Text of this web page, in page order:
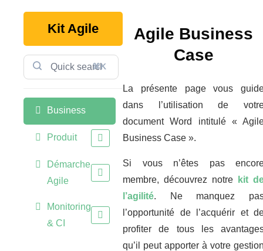
Kit Agile
⌘K
Business
Produit
Démarche
Agile
Monitoring
& CI
Agile Business
Case
La présente page vous
dans l’utilisation de
document Word intitulé «
Business Case ».
Si vous n’êtes pas
membre, découvrez notre
kit
l’agilité. Ne manquez
l’opportunité de l’acquérir et
profiter de tous les
qu’il peut apporter à votre